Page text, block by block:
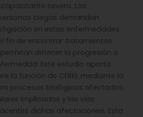
severo. Las
ciegas demandan
en estas enfermedades
fin de encontrar tratamientos
detener la progresión o
Este estudio aporta
la función de CERKL mediante la
procesos biológicos afectados,
implicados y las vías
dichas afectaciones. Esta